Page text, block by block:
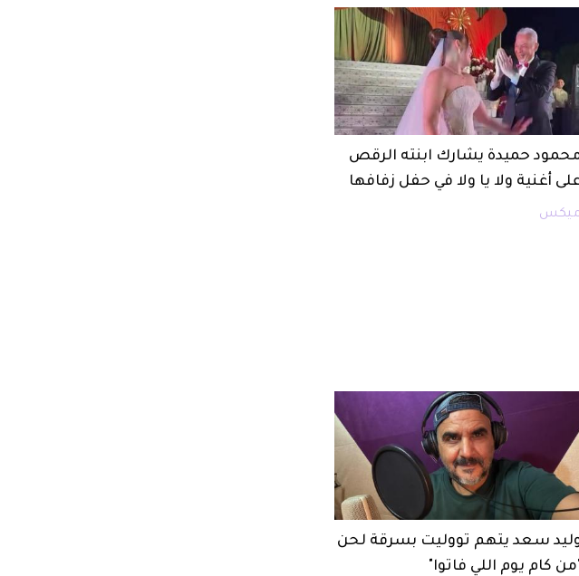
حميدة يشارك ابنته الرقص
أغنية ولا يا ولا في حفل زفافها
سعد يتهم تووليت بسرقة لحن
كام يوم اللي فاتوا"